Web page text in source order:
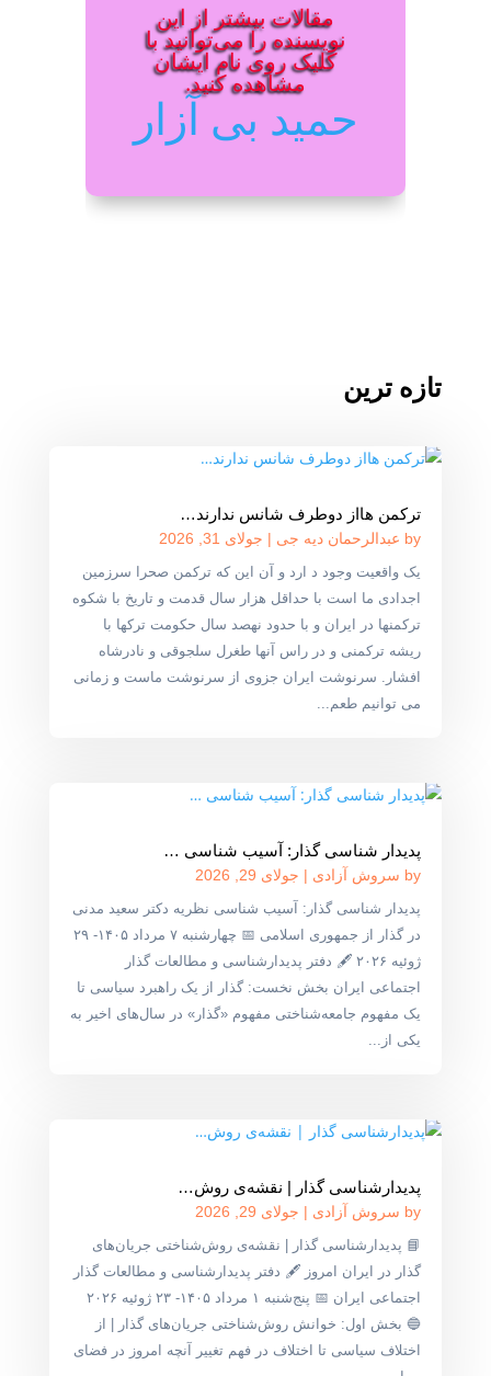
مقالات بیشتر از این
نویسنده را می‌توانید با
کلیک روی نام ایشان
مشاهده کنید.
حمید بی آزار
تازه ترین
ترکمن هااز دوطرف شانس ندارند…
by عبدالرحمان دیه جی | جولای 31, 2026
یک واقعیت وجود د ارد و آن این که ترکمن صحرا سرزمین
اجدادی ما است با حداقل هزار سال قدمت و تاریخ با شکوه
ترکمنها در ایران و با حدود نهصد سال حکومت ترکها با
ریشه ترکمنی و در راس آنها طغرل سلجوقی و نادرشاه
افشار. سرنوشت ایران جزوی از سرنوشت ماست و زمانی
می توانیم طعم...
پدیدار شناسی گذار: آسیب شناسی …
by سروش آزادی | جولای 29, 2026
پدیدار شناسی گذار: آسیب شناسی نظریه دکتر سعید مدنی
در گذار از جمهوری اسلامی 📅 چهارشنبه ۷ مرداد ۱۴۰۵- ۲۹
ژوئیه ۲۰۲۶ 🖋 دفتر پدیدارشناسی و مطالعات گذار
اجتماعی ایران بخش نخست: گذار از یک راهبرد سیاسی تا
یک مفهوم جامعه‌شناختی مفهوم «گذار» در سال‌های اخیر به
یکی از...
پدیدارشناسی گذار | نقشه‌ی روش‌…
by سروش آزادی | جولای 29, 2026
📘 پدیدارشناسی گذار | نقشه‌ی روش‌شناختی جریان‌های
گذار در ایران امروز 🖋 دفتر پدیدارشناسی و مطالعات گذار
اجتماعی ایران 📅 پنج‌شنبه ۱ مرداد ۱۴۰۵- ۲۳ ژوئیه ۲۰۲۶
🔵 بخش اول: خوانش روش‌شناختی جریان‌های گذار | از
اختلاف سیاسی تا اختلاف در فهم تغییر آنچه امروز در فضای